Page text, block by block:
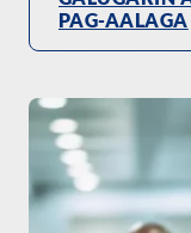
PAG-AALAGA